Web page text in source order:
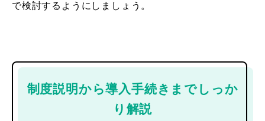
で検討するようにしましょう。
制度説明から導入手続きまでしっか
り解説